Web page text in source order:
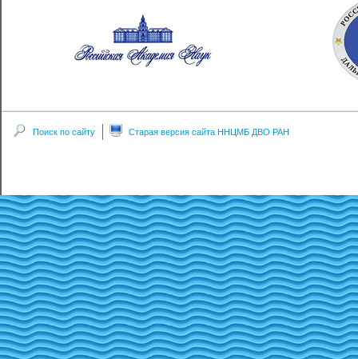
Поиск по сайту Старая версия сайта ННЦМБ ДВО РАН